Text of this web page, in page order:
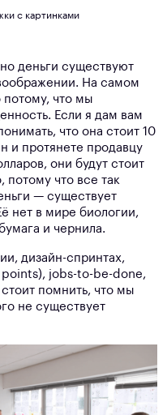
с картинками
деньги существуют
На самом
потому, что мы
Если я дам вам
что она стоит 10
и протянете продавцу
они будут стоит
потому что все так
— существует
нет в мире биологии,
и чернила.
дизайн-спринтах,
points), jobs-to-be-done,
помнить, что мы
не существует